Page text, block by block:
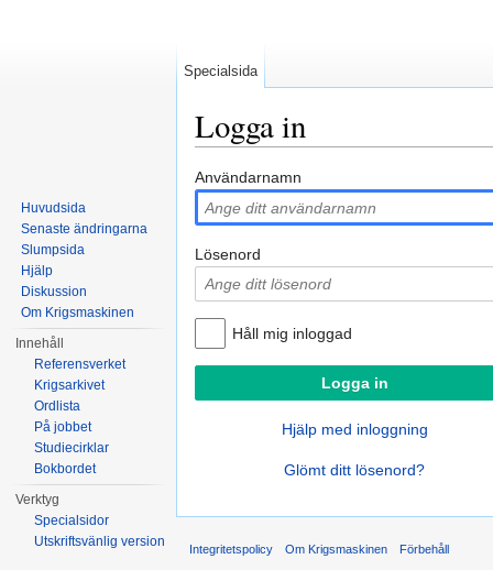
Logga in
Användarnamn
Lösenord
Håll mig inloggad
Hjälp med inloggning
Glömt ditt lösenord?
Specialsida
Huvudsida
Senaste ändringarna
Slumpsida
Hjälp
Diskussion
Om Krigsmaskinen
Innehåll
Referensverket
Krigsarkivet
Ordlista
På jobbet
Studiecirklar
Bokbordet
Verktyg
Specialsidor
Utskriftsvänlig version
Integritetspolicy Om Krigsmaskinen Förbehåll